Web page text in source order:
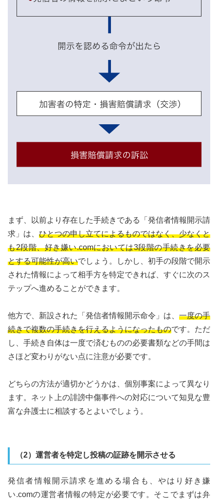
まず、以前より存在した手続きである「発信者情報開示請
求」は、 ひとつの申し立てによるものではなく、少なくと
も2段階、好き嫌い.comにおいては3段階の手続きを必要
とする可能性が高いでしょう。しかし、初手の段階で開示
された情報によって相手方を特定できれば、すぐに次のス
テップへ進めることができます。
他方で、新設された「発信者情報開示命令」は、 一度の手
続きで複数の手続きを行えるようになったものです。ただ
し、手続き自体は一度で済むものの必要書類などの手間は
さほど変わりがない点に注意が必要です。
どちらの方法が適切かどうかは、個別事案によって異なり
ます。ネット上の誹謗中傷事件への対応について知見な豊
富な弁護士に相談するとよいでしょう。
（2）運営者を特定し投稿の証跡を開示させる
発信者情報開示請求を進める場合も、やはり好き嫌
い.comの運営者情報の特定が必要です。そこでまずは弁